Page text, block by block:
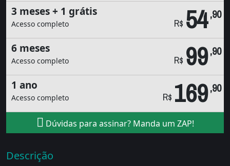
3 meses + 1 grátis
Acesso completo R$ 54,90
6 meses
Acesso completo R$ 99,90
1 ano
Acesso completo R$ 169,90
Dúvidas para assinar? Manda um ZAP!
Descrição